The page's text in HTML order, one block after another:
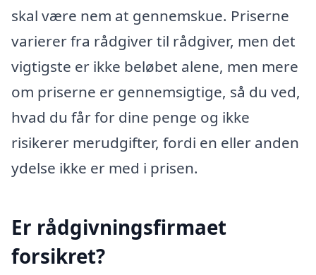
skal være nem at gennemskue. Priserne
varierer fra rådgiver til rådgiver, men det
vigtigste er ikke beløbet alene, men mere
om priserne er gennemsigtige, så du ved,
hvad du får for dine penge og ikke
risikerer merudgifter, fordi en eller anden
ydelse ikke er med i prisen.
Er rådgivningsfirmaet
forsikret?